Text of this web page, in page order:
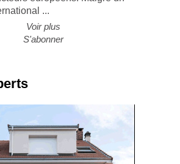
européens. Malgré un
Voir plus